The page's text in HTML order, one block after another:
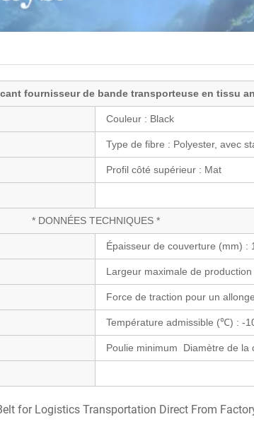
fournisseur de bande transporteuse en tissu
Couleur : Black
Type de fibre : Polyester, avec
Profil côté supérieur : Mat
* DONNÉES TECHNIQUES *
Épaisseur de couverture (mm) :
Largeur maximale de
Force de traction pour un
Température admissible (℃) : -
Poulie minimum Diamètre de la